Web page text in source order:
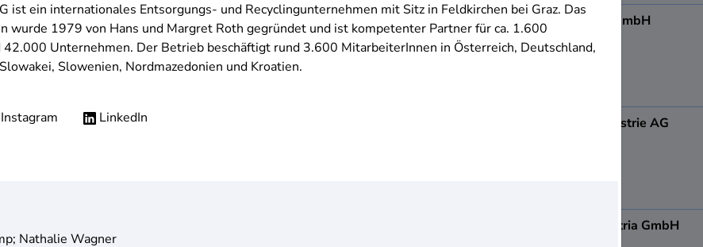
ADA Möbelfabrik GmbH
8184
Anger
Admonter Holzindustrie AG
AGRANA Fruit Austria GmbH
ist ein internationales Entsorgungs- und Recyclingunternehmen mit Sitz in Feldkirchen bei Graz. Das
wurde 1979 von Hans und Margret Roth gegründet und ist kompetenter Partner für ca. 1.600
42.000 Unternehmen. Der Betrieb beschäftigt rund 3.600 MitarbeiterInnen in Österreich, Deutschland,
Slowenien, Nordmazedonien und Kroatien.
Instagram LinkedIn
Nathalie Wagner